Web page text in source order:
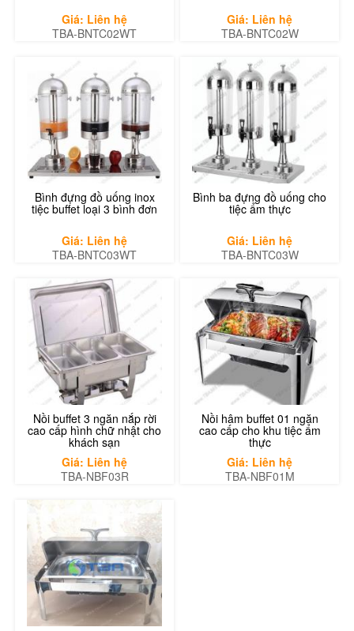
Giá: Liên hệ
TBA-BNTC02WT
Giá: Liên hệ
TBA-BNTC02W
Bình đựng đồ uống inox
tiệc buffet loại 3 bình đơn
Giá: Liên hệ
TBA-BNTC03WT
Bình ba đựng đồ uống cho
tiệc ẩm thực
Giá: Liên hệ
TBA-BNTC03W
Nồi buffet 3 ngăn nắp rời
cao cấp hình chữ nhật cho
khách sạn
Giá: Liên hệ
TBA-NBF03R
Nồi hâm buffet 01 ngăn
cao cấp cho khu tiệc ẩm
thực
Giá: Liên hệ
TBA-NBF01M